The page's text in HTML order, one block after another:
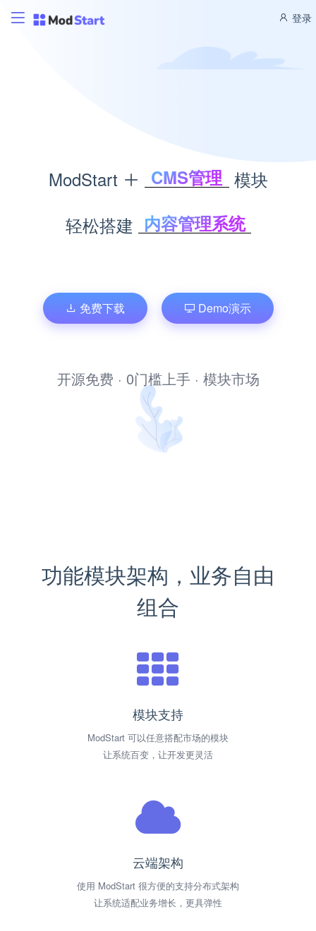
登录
ModStart
CMS管理
商城管理
文库管理
模块
轻松搭建 内容管理系统
考试题库系统
积分商城系统
免费下载 Demo演示
开源免费 · 0门槛上手 · 模块市场
功能模块架构，业务自由
组合
模块支持
ModStart 可以任意搭配市场的模块
让系统百变，让开发更灵活
云端架构
使用 ModStart 很方便的支持分布式架构
让系统适配业务增长，更具弹性